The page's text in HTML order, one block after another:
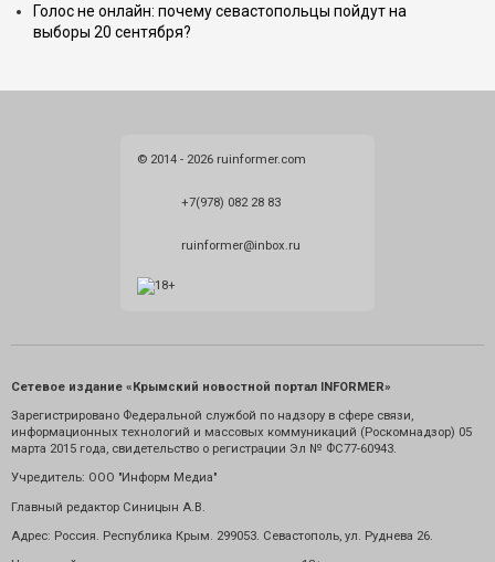
Голос не онлайн: почему севастопольцы пойдут на
выборы 20 сентября?
© 2014 - 2026 ruinformer.com
+7(978) 082 28 83
ruinformer@inbox.ru
Сетевое издание «Крымский новостной портал INFORMER»
Зарегистрировано Федеральной службой по надзору в сфере связи,
информационных технологий и массовых коммуникаций (Роскомнадзор) 05
марта 2015 года, свидетельство о регистрации Эл № ФС77-60943.
Учредитель: ООО "Информ Медиа"
Главный редактор Синицын А.В.
Адрес: Россия. Республика Крым. 299053. Севастополь, ул. Руднева 26.